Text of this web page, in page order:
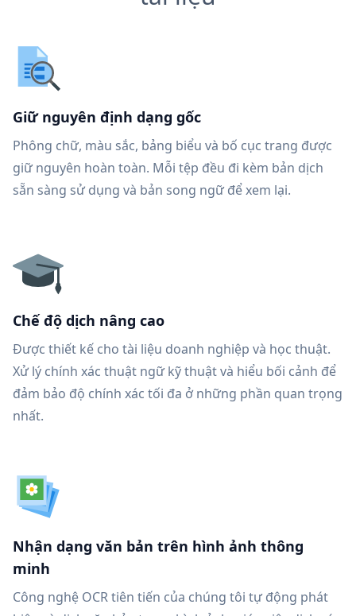
Giữ nguyên định dạng gốc
Phông chữ, màu sắc, bảng biểu và bố cục trang được
giữ nguyên hoàn toàn. Mỗi tệp đều đi kèm bản dịch
sẵn sàng sử dụng và bản song ngữ để xem lại.
Chế độ dịch nâng cao
Được thiết kế cho tài liệu doanh nghiệp và học thuật.
Xử lý chính xác thuật ngữ kỹ thuật và hiểu bối cảnh để
đảm bảo độ chính xác tối đa ở những phần quan trọng
nhất.
Nhận dạng văn bản trên hình ảnh thông
minh
Công nghệ OCR tiên tiến của chúng tôi tự động phát